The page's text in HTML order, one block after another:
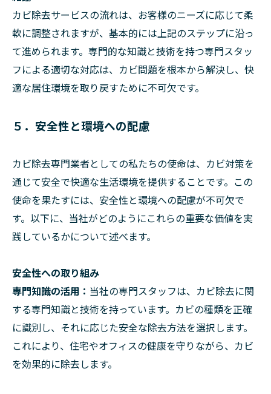
カビ除去サービスの流れは、お客様のニーズに応じて柔
軟に調整されますが、基本的には上記のステップに沿っ
て進められます。専門的な知識と技術を持つ専門スタッ
フによる適切な対応は、カビ問題を根本から解決し、快
適な居住環境を取り戻すために不可欠です。
５．安全性と環境への配慮
カビ除去専門業者としての私たちの使命は、カビ対策を
通じて安全で快適な生活環境を提供することです。この
使命を果たすには、安全性と環境への配慮が不可欠で
す。以下に、当社がどのようにこれらの重要な価値を実
践しているかについて述べます。
安全性への取り組み
専門知識の活用： 当社の専門スタッフは、カビ除去に関
する専門知識と技術を持っています。カビの種類を正確
に識別し、それに応じた安全な除去方法を選択します。
これにより、住宅やオフィスの健康を守りながら、カビ
を効果的に除去します。